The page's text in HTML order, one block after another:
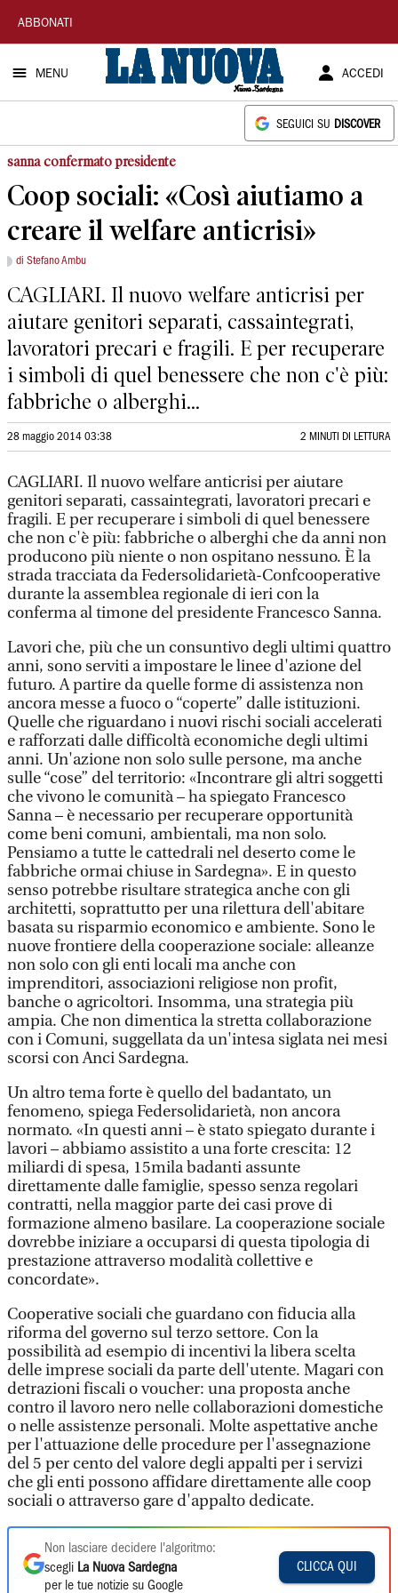
La
Nuova
Sardegna
ABBONATI
MENU ACCEDI
SEGUICI SU DISCOVER
sanna confermato presidente
Coop sociali: «Così aiutiamo a
creare il welfare anticrisi»
di Stefano Ambu
CAGLIARI. Il nuovo welfare anticrisi per
aiutare genitori separati, cassaintegrati,
lavoratori precari e fragili. E per recuperare
i simboli di quel benessere che non c'è più:
fabbriche o alberghi...
28 maggio 2014 03:38 2 MINUTI DI LETTURA
CAGLIARI. Il nuovo welfare anticrisi per aiutare
genitori separati, cassaintegrati, lavoratori precari e
fragili. E per recuperare i simboli di quel benessere
che non c'è più: fabbriche o alberghi che da anni non
producono più niente o non ospitano nessuno. È la
strada tracciata da Federsolidarietà-Confcooperative
durante la assemblea regionale di ieri con la
conferma al timone del presidente Francesco Sanna.
Lavori che, più che un consuntivo degli ultimi quattro
anni, sono serviti a impostare le linee d'azione del
futuro. A partire da quelle forme di assistenza non
ancora messe a fuoco o “coperte” dalle istituzioni.
Quelle che riguardano i nuovi rischi sociali accelerati
e rafforzati dalle difficoltà economiche degli ultimi
anni. Un'azione non solo sulle persone, ma anche
sulle “cose” del territorio: «Incontrare gli altri soggetti
che vivono le comunità – ha spiegato Francesco
Sanna – è necessario per recuperare opportunità
come beni comuni, ambientali, ma non solo.
Pensiamo a tutte le cattedrali nel deserto come le
fabbriche ormai chiuse in Sardegna». E in questo
senso potrebbe risultare strategica anche con gli
architetti, soprattutto per una rilettura dell'abitare
basata su risparmio economico e ambiente. Sono le
nuove frontiere della cooperazione sociale: alleanze
non solo con gli enti locali ma anche con
imprenditori, associazioni religiose non profit,
banche o agricoltori. Insomma, una strategia più
ampia. Che non dimentica la stretta collaborazione
con i Comuni, suggellata da un'intesa siglata nei mesi
scorsi con Anci Sardegna.
Un altro tema forte è quello del badantato, un
fenomeno, spiega Federsolidarietà, non ancora
normato. «In questi anni – è stato spiegato durante i
lavori – abbiamo assistito a una forte crescita: 12
miliardi di spesa, 15mila badanti assunte
direttamente dalle famiglie, spesso senza regolari
contratti, nella maggior parte dei casi prove di
formazione almeno basilare. La cooperazione sociale
dovrebbe iniziare a occuparsi di questa tipologia di
prestazione attraverso modalità collettive e
concordate».
Cooperative sociali che guardano con fiducia alla
riforma del governo sul terzo settore. Con la
possibilità ad esempio di incentivi la libera scelta
delle imprese sociali da parte dell'utente. Magari con
detrazioni fiscali o voucher: una proposta anche
contro il lavoro nero nelle collaborazioni domestiche
o nelle assistenze personali. Molte aspettative anche
per l'attuazione delle procedure per l'assegnazione
del 5 per cento del valore degli appalti per i servizi
che gli enti possono affidare direttamente alle coop
sociali o attraverso gare d'appalto dedicate.
Non lasciare decidere l'algoritmo:
scegli La Nuova Sardegna
per le tue notizie su Google
CLICCA QUI